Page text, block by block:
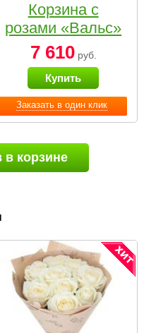
Заказать в один клик
Корзина с
розами «Вальс»
7 610руб.
Купить
корзине